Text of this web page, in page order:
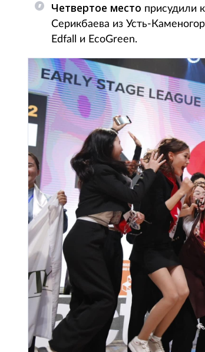
Четвертое место присудили
Серикбаева из Усть-
Edfall и EcoGreen.